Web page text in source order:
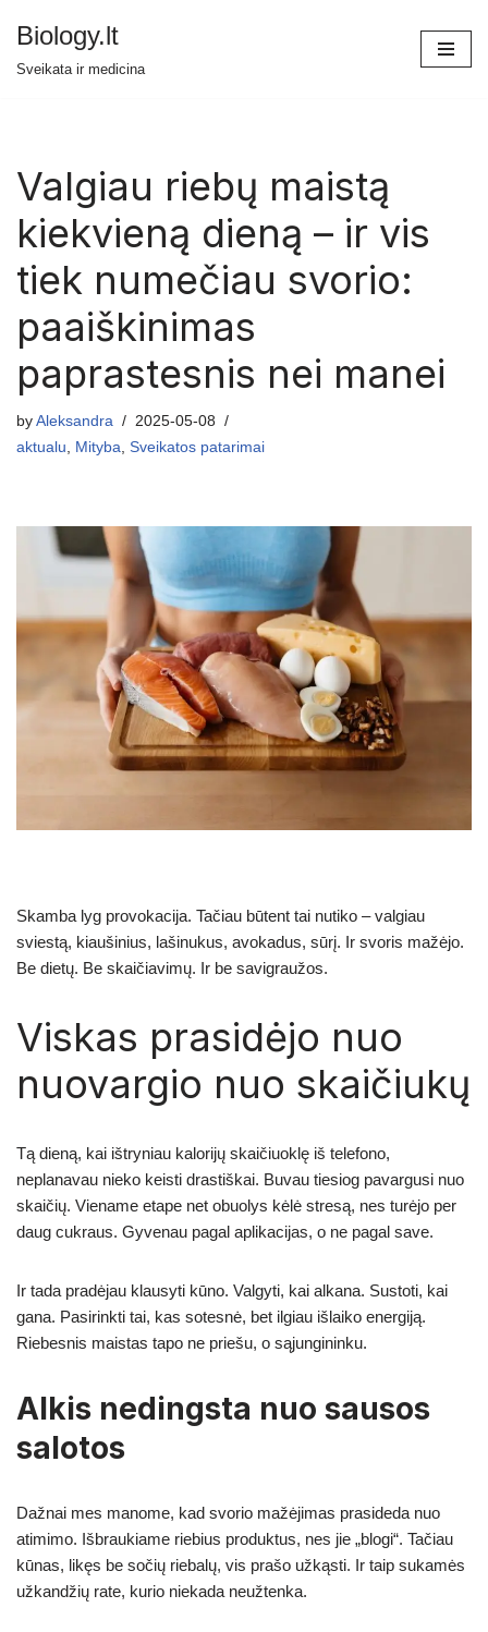
Biology.lt
Sveikata ir medicina
Valgiau riebų maistą
kiekvieną dieną – ir vis
tiek numečiau svorio:
paaiškinimas
paprastesnis nei manei
by Aleksandra
2025-05-08
aktualu, Mityba, Sveikatos patarimai
Skamba lyg provokacija. Tačiau būtent tai nutiko – valgiau
sviestą, kiaušinius, lašinukus, avokadus, sūrį. Ir svoris mažėjo.
Be dietų. Be skaičiavimų. Ir be savigraužos.
Viskas prasidėjo nuo
nuovargio nuo skaičiukų
Tą dieną, kai ištryniau kalorijų skaičiuoklę iš telefono,
neplanavau nieko keisti drastiškai. Buvau tiesiog pavargusi nuo
skaičių. Viename etape net obuolys kėlė stresą, nes turėjo per
daug cukraus. Gyvenau pagal aplikacijas, o ne pagal save.
Ir tada pradėjau klausyti kūno. Valgyti, kai alkana. Sustoti, kai
gana. Pasirinkti tai, kas sotesnė, bet ilgiau išlaiko energiją.
Riebesnis maistas tapo ne priešu, o sąjungininku.
Alkis nedingsta nuo sausos
salotos
Dažnai mes manome, kad svorio mažėjimas prasideda nuo
atimimo. Išbraukiame riebius produktus, nes jie „blogi“. Tačiau
kūnas, likęs be sočių riebalų, vis prašo užkąsti. Ir taip sukamės
užkandžių rate, kurio niekada neužtenka.